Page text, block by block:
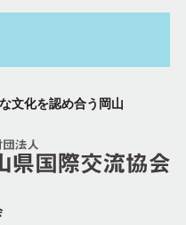
文化を認め合う岡山